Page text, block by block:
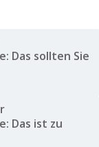
Das sollten Sie
Das ist zu